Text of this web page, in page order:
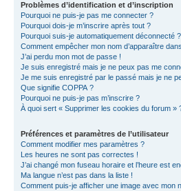
Problèmes d’identification et d’inscription
Pourquoi ne puis-je pas me connecter ?
Pourquoi dois-je m’inscrire après tout ?
Pourquoi suis-je automatiquement déconnecté ?
Comment empêcher mon nom d’apparaître
J’ai perdu mon mot de passe !
Je suis enregistré mais je ne peux pas me
Je me suis enregistré par le passé mais je ne
Que signifie COPPA ?
Pourquoi ne puis-je pas m’inscrire ?
À quoi sert « Supprimer les cookies du forum »
Préférences et paramètres de l’utilisateur
Comment modifier mes paramètres ?
Les heures ne sont pas correctes !
J’ai changé mon fuseau horaire et l’heure est
Ma langue n’est pas dans la liste !
Comment puis-je afficher une image avec mon